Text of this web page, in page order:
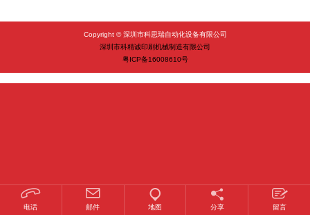
Copyright © 深圳市科思瑞自动化设备有限公司
深圳市科精诚印刷机械制造有限公司
粤ICP备16008610号
电话 邮件 地图 分享 留言